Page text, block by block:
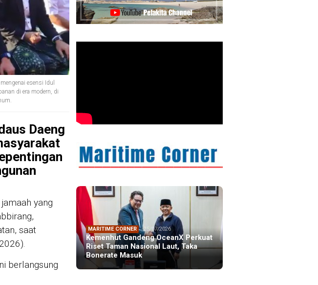
esensi Idul
di era modern, di
Daeng
yang
saat
berlangsung
MARITIME CORNER 25/07/2026
Kemenhut Gandeng OceanX Perkuat
Riset Taman Nasional Laut, Taka
Bonerate Masuk